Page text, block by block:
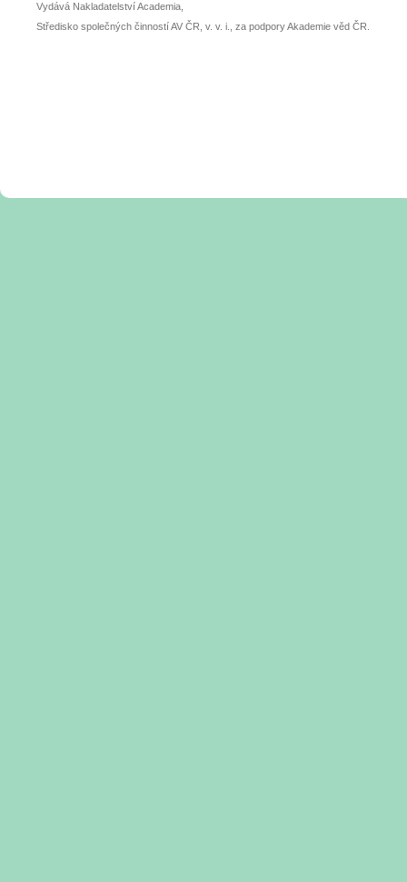
Vydává Nakladatelství Academia,
Středisko společných činností AV ČR, v. v. i., za podpory Akademie věd ČR.